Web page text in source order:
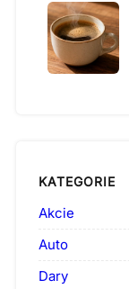
KATEGORIE
Akcie
Auto
Dary